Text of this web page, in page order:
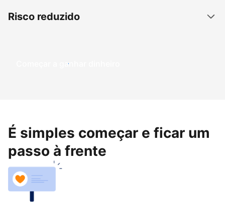
Risco reduzido
Começar a ganhar dinheiro
É simples começar e ficar um
passo à frente